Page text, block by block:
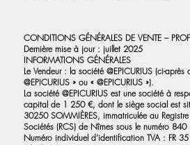
CONDITIONS GÉNÉRALES DE VENTE –
Dernière mise à jour : juillet 2025
INFORMATIONS GÉNÉRALES
Le Vendeur : la société @EPICURIUS (ci-
@EPICURIUS » ou « @EPICURIUS »).
La société @EPICURIUS est une société à
capital de 1 250 €, dont le siège social est
30250 SOMMIÈRES, immatriculée au
Sociétés (RCS) de Nîmes sous le numéro
Numéro individuel d’identification TVA : FR